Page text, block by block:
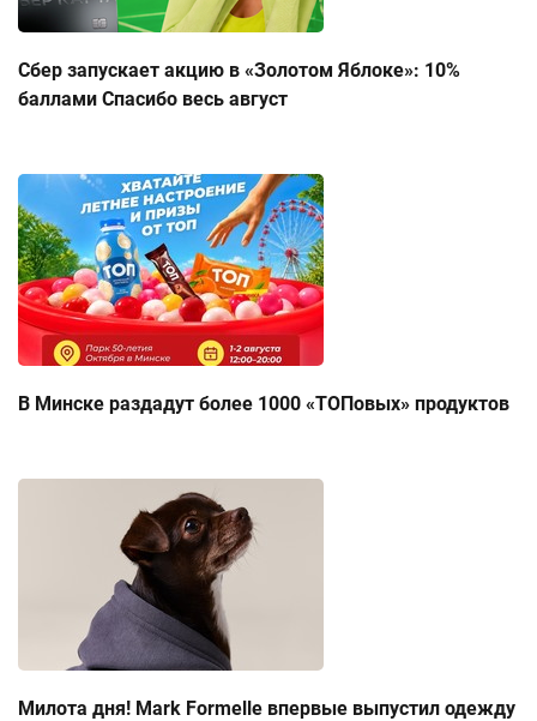
Сбер запускает акцию в «Золотом Яблоке»: 10%
баллами Спасибо весь август
В Минске раздадут более 1000 «ТОПовых» продуктов
Милота дня! Mark Formelle впервые выпустил одежду